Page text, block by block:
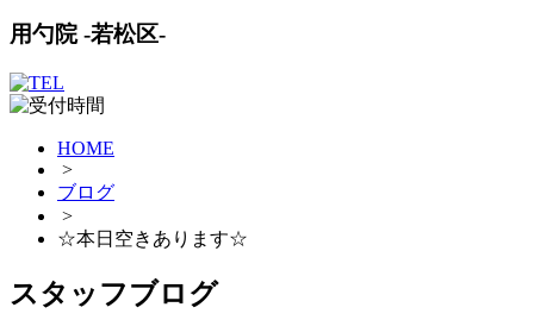
用勺院 -若松区-
HOME
>
ブログ
>
☆本日空きあります☆
スタッフブログ